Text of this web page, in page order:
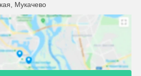
Мукачево